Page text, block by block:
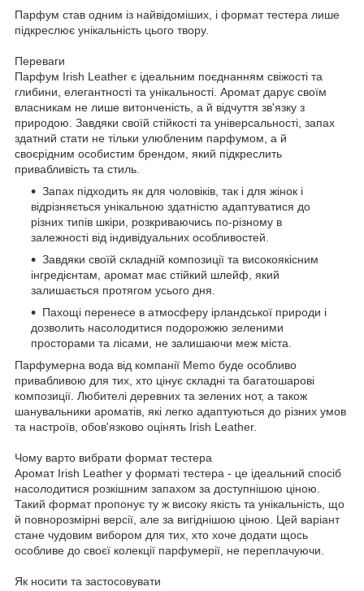
Парфум став одним із найвідоміших, і формат тестера лише
підкреслює унікальність цього твору.
Переваги
Парфум Irish Leather є ідеальним поєднанням свіжості та
глибини, елегантності та унікальності. Аромат дарує своїм
власникам не лише витонченість, а й відчуття зв'язку з
природою. Завдяки своїй стійкості та універсальності, запах
здатний стати не тільки улюбленим парфумом, а й
своєрідним особистим брендом, який підкреслить
привабливість та стиль.
Запах підходить як для чоловіків, так і для жінок і
відрізняється унікальною здатністю адаптуватися до
різних типів шкіри, розкриваючись по-різному в
залежності від індивідуальних особливостей.
Завдяки своїй складній композиції та високоякісним
інгредієнтам, аромат має стійкий шлейф, який
залишається протягом усього дня.
Пахощі перенесе в атмосферу ірландської природи і
дозволить насолодитися подорожжю зеленими
просторами та лісами, не залишаючи меж міста.
Парфумерна вода від компанії Memo буде особливо
привабливою для тих, хто цінує складні та багатошарові
композиції. Любителі деревних та зелених нот, а також
шанувальники ароматів, які легко адаптуються до різних умов
та настроїв, обов'язково оцінять Irish Leather.
Чому варто вибрати формат тестера
Аромат Irish Leather у форматі тестера - це ідеальний спосіб
насолодитися розкішним запахом за доступнішою ціною.
Такий формат пропонує ту ж високу якість та унікальність, що
й повнорозмірні версії, але за вигіднішою ціною. Цей варіант
стане чудовим вибором для тих, хто хоче додати щось
особливе до своєї колекції парфумерії, не переплачуючи.
Як носити та застосовувати